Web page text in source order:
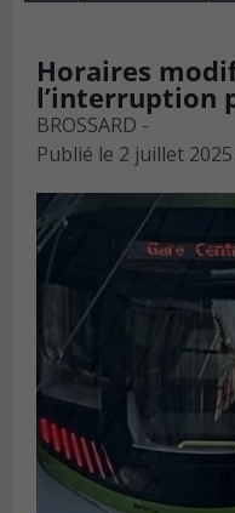
Horaires
l’interruption
BROSSARD -
Publié le 2 juillet